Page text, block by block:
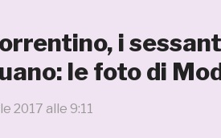
i
le foto di
2017 alle 9:11